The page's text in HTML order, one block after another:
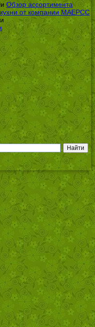
Обзор ассортимента
от компании МАЕРСС